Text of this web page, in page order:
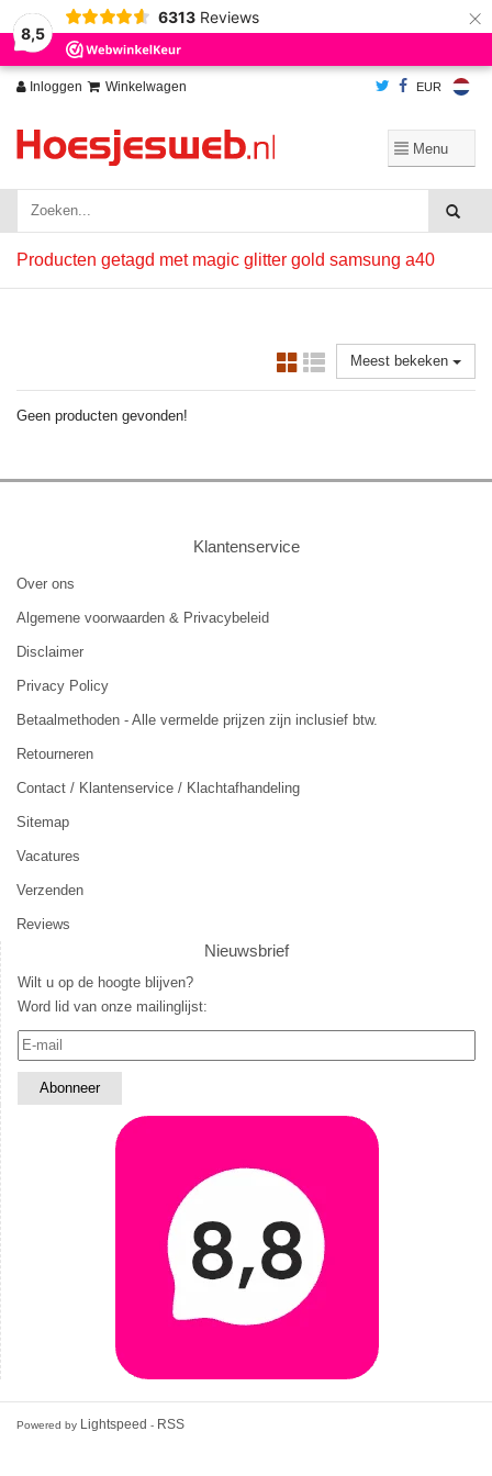
8,5
6313 Reviews ×
Inloggen Winkelwagen EUR
Producten getagd met magic glitter gold samsung a40
Meest bekeken
Geen producten gevonden!
Klantenservice
Over ons
Algemene voorwaarden & Privacybeleid
Disclaimer
Privacy Policy
Betaalmethoden - Alle vermelde prijzen zijn inclusief btw.
Retourneren
Contact / Klantenservice / Klachtafhandeling
Sitemap
Vacatures
Verzenden
Reviews
Nieuwsbrief
Wilt u op de hoogte blijven?
Word lid van onze mailinglijst:
Powered by Lightspeed - RSS
Wij slaan cookies op om onze website te verbeteren. Is dat akkoord?
Ja
Nee